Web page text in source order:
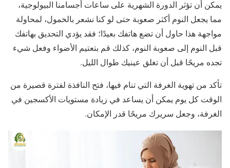
يمكن أن تؤثر الدورة الشهرية على ساعات أجسامنا البيولوجية،
مما يجعل النوم أكثر صعوبة حتى لو كنا نشعر بالخمول، لمحاولة
مواجهة هذا حاول أن تضع هاتفك بعيدًا؛ فقد يؤدي التحديق بهاتفك
قبل النوم إلى صعوبة النوم، كذلك قم بتعتيم الأضواء وفعل شيء
تجده مريحًا قبل أن تغلق عينيك طوال الليل.
تأكد من تهوية الغرفة التي تنام فيها، فتح النافذة لفترة قصيرة من
الوقت كل يوم يمكن أن يساعد في زيادة مستويات الأكسجين في
الغرفة، وجعل سريرك مريحًا قدر الإمكان.